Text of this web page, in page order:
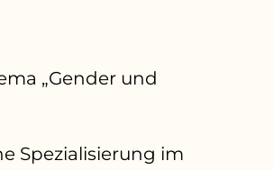
„Gender und
Spezialisierung im